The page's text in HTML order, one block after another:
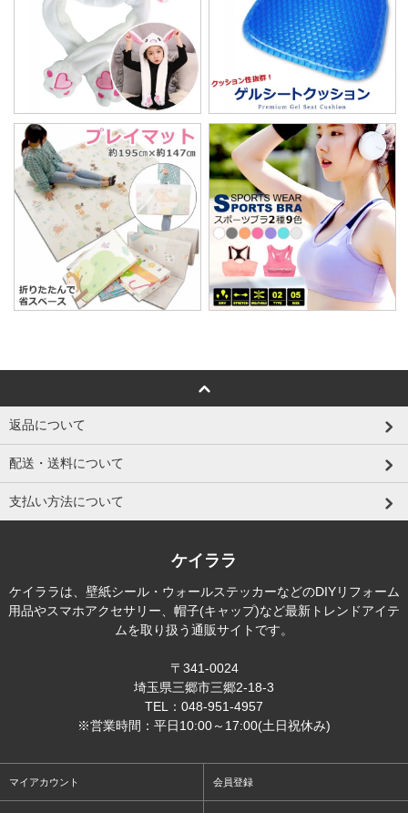
返品について
配送・送料について
支払い方法について
ケイララ
ケイララは、壁紙シール・ウォールステッカーなどのDIYリフォーム
用品やスマホアクセサリー、帽子(キャップ)など最新トレンドアイテ
ムを取り扱う通販サイトです。
〒341-0024
埼玉県三郷市三郷2-18-3
TEL：048-951-4957
※営業時間：平日10:00～17:00(土日祝休み)
マイアカウント 会員登録